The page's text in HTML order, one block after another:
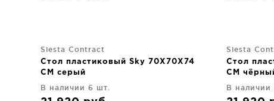
Siesta Contract
Стол пластиковый Sky 70X70X74
CM серый
В наличии 6 шт.
Siesta
Стол
CM
В наличии